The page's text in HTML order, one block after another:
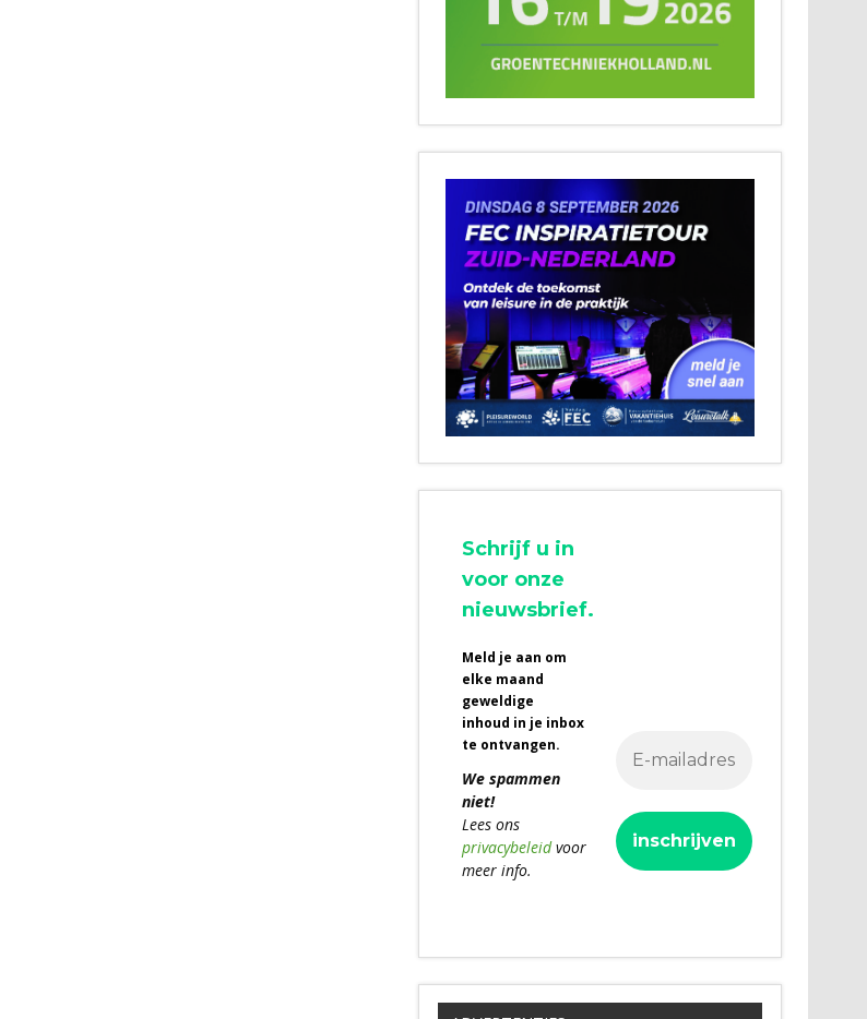
Schrijf u in
voor onze
nieuwsbrief.
Meld je aan om
elke maand
geweldige
inhoud in je inbox
te ontvangen.
We spammen
niet!
Lees ons
privacybeleidvoor
meer info.